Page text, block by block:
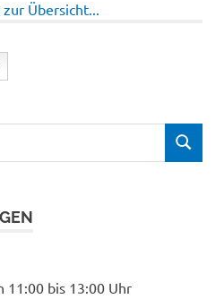
Übersicht...
SUCHEN
11:00 bis 13:00 Uhr